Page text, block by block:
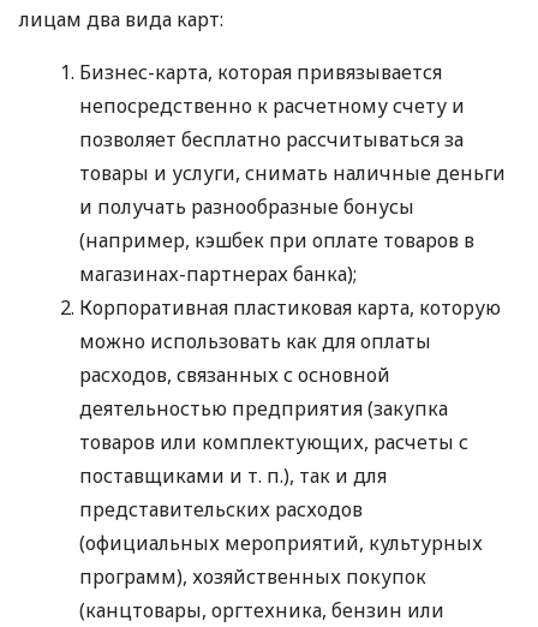
лицам два вида карт:
Бизнес-карта, которая привязывается
непосредственно к расчетному счету и
позволяет бесплатно рассчитываться за
товары и услуги, снимать наличные деньги
и получать разнообразные бонусы
(например, кэшбек при оплате товаров в
магазинах-партнерах банка);
Корпоративная пластиковая карта, которую
можно использовать как для оплаты
расходов, связанных с основной
деятельностью предприятия (закупка
товаров или комплектующих, расчеты с
поставщиками и т. п.), так и для
представительских расходов
(официальных мероприятий, культурных
программ), хозяйственных покупок
(канцтовары, оргтехника, бензин или